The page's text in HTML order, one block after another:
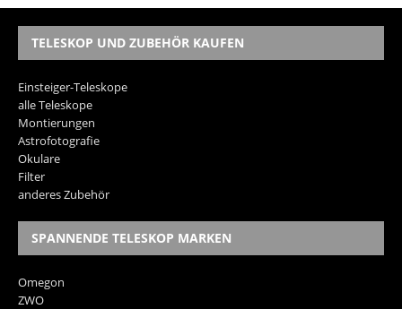
TELESKOP UND ZUBEHÖR KAUFEN
Einsteiger-Teleskope
alle Teleskope
Montierungen
Astrofotografie
Okulare
Filter
anderes Zubehör
SPANNENDE TELESKOP MARKEN
Omegon
ZWO